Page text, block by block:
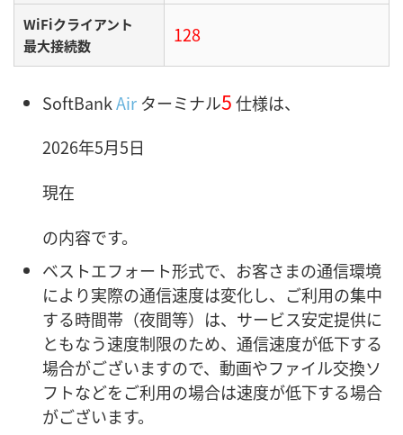
WiFiクライアント
最大接続数
128
SoftBankAir ターミナル5仕様は、
2026年5月5日
現在
の内容です。
ベストエフォート形式で、お客さまの通信環境
により実際の通信速度は変化し、ご利用の集中
する時間帯（夜間等）は、サービス安定提供に
ともなう速度制限のため、通信速度が低下する
場合がございますので、動画やファイル交換ソ
フトなどをご利用の場合は速度が低下する場合
がございます。